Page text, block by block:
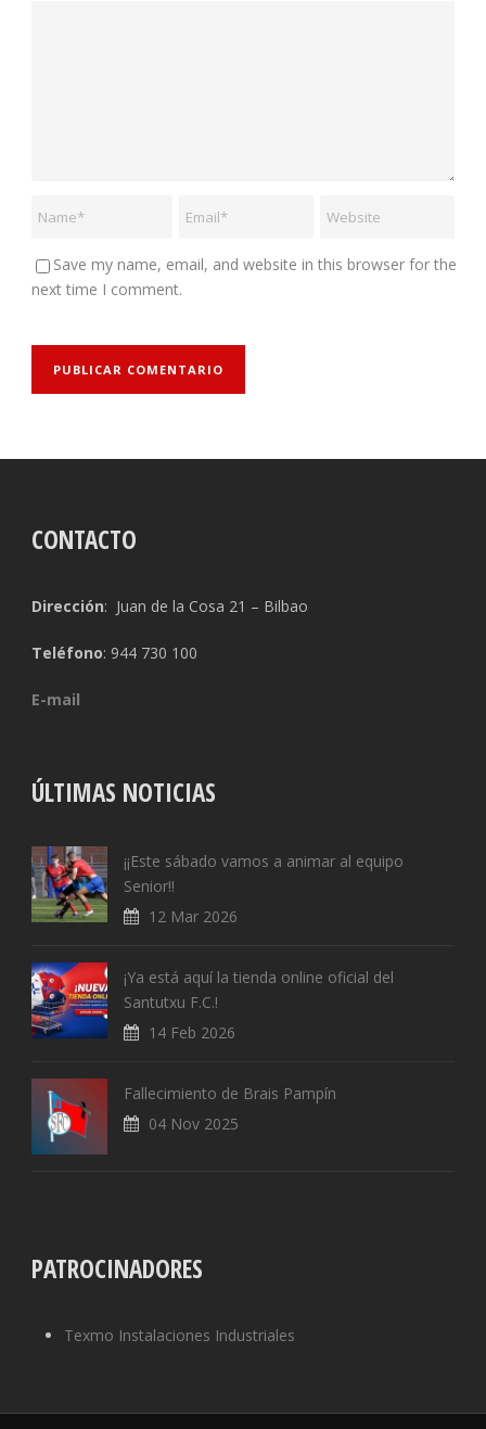
Save my name, email, and website in this browser for the
next time I comment.
CONTACTO
Dirección: Juan de la Cosa 21 – Bilbao
Teléfono: 944 730 100
E-mail
ÚLTIMAS NOTICIAS
¡¡Este sábado vamos a animar al equipo
Senior!!
12 Mar 2026
¡Ya está aquí la tienda online oficial del
Santutxu F.C.!
14 Feb 2026
Fallecimiento de Brais Pampín
04 Nov 2025
PATROCINADORES
Texmo Instalaciones Industriales